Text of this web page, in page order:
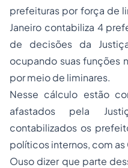
prefeituras por força de
Janeiro contabiliza 4
de decisões da
ocupando suas funções
por meio de liminares.
Nesse cálculo estão
afastados pela
contabilizados os
políticos internos, com as
Ouso dizer que parte